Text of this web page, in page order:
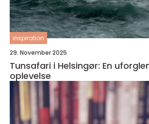
inspiration
29. November 2025
Tunsafari i Helsingør: En
oplevelse